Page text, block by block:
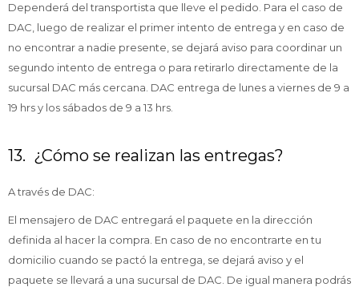
Dependerá del transportista que lleve el pedido. Para el caso de
DAC, luego de realizar el primer intento de entrega y en caso de
no encontrar a nadie presente, se dejará aviso para coordinar un
segundo intento de entrega o para retirarlo directamente de la
sucursal DAC más cercana. DAC entrega de lunes a viernes de 9 a
19 hrs y los sábados de 9 a 13 hrs.
13. ¿Cómo se realizan las entregas?
A través de DAC:
El mensajero de DAC entregará el paquete en la dirección
definida al hacer la compra. En caso de no encontrarte en tu
domicilio cuando se pactó la entrega, se dejará aviso y el
paquete se llevará a una sucursal de DAC. De igual manera podrás